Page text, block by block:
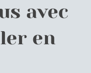
avec
en